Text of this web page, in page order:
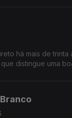
há mais de trinta
distingue uma